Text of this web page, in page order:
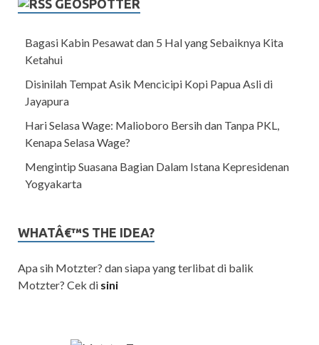
GEOSPOTTER
Bagasi Kabin Pesawat dan 5 Hal yang Sebaiknya Kita
Ketahui
Disinilah Tempat Asik Mencicipi Kopi Papua Asli di
Jayapura
Hari Selasa Wage: Malioboro Bersih dan Tanpa PKL,
Kenapa Selasa Wage?
Mengintip Suasana Bagian Dalam Istana Kepresidenan
Yogyakarta
WHATÂ€™S THE IDEA?
Apa sih Motzter? dan siapa yang terlibat di balik
Motzter? Cek di sini